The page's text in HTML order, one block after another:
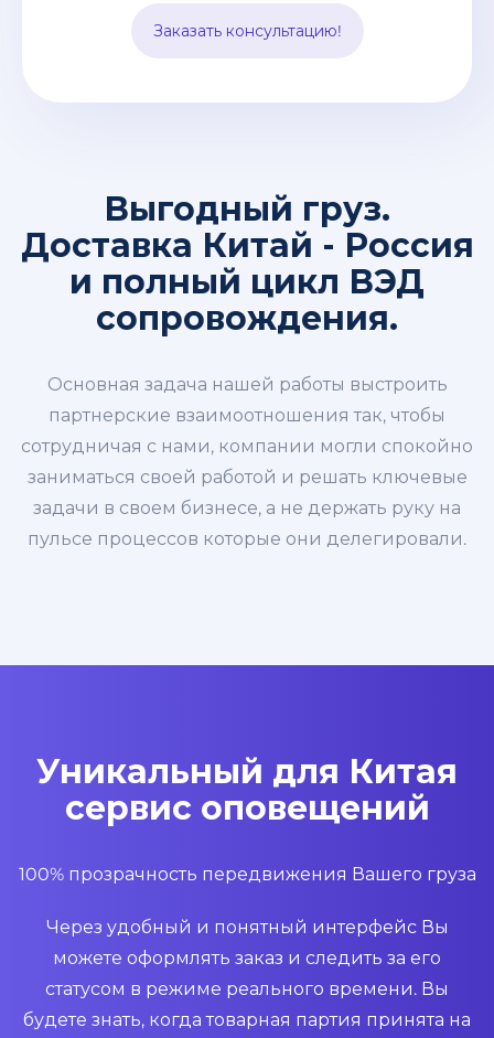
Заказать консультацию!
себя.
Выгодный груз.
Доставка Китай - Россия
и полный цикл ВЭД
сопровождения.
Основная задача нашей работы выстроить
партнерские взаимоотношения так, чтобы
сотрудничая с нами, компании могли спокойно
заниматься своей работой и решать ключевые
задачи в своем бизнесе, а не держать руку на
пульсе процессов которые они делегировали.
Уникальный для Китая
сервис оповещений
100% прозрачность передвижения Вашего груза
Через удобный и понятный интерфейс Вы
можете оформлять заказ и следить за его
статусом в режиме реального времени. Вы
будете знать, когда товарная партия принята на